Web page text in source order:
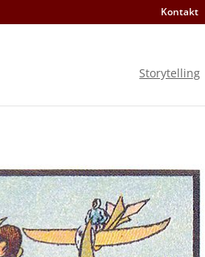
Kontakt
Storytelling